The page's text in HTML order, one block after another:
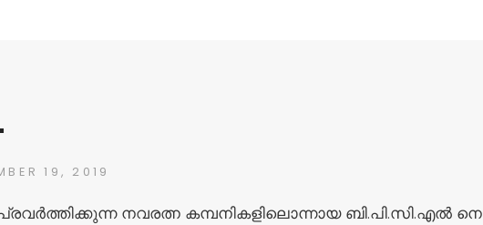
19, 2019
നവരത്ന കമ്പനികളിലൊന്നായ ബി.പി.സി.എൽ നെ